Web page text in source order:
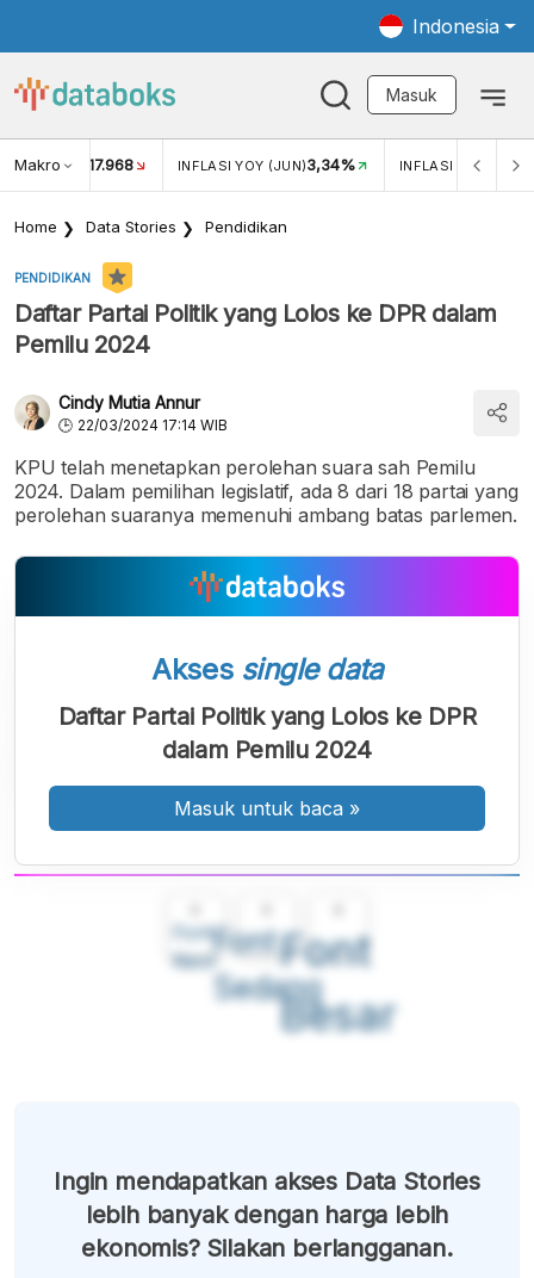
Indonesia
Masuk
Makro
USD/IDR 17.968 INFLASI YOY (JUN)3,34% INFLASI MOM
Home Data Stories Pendidikan
PENDIDIKAN
Daftar Partai Politik yang Lolos ke DPR dalam
Pemilu 2024
Cindy Mutia Annur
22/03/2024 17:14 WIB
KPU telah menetapkan perolehan suara sah Pemilu
2024. Dalam pemilihan legislatif, ada 8 dari 18 partai yang
perolehan suaranya memenuhi ambang batas parlemen.
Font
Kecil
Font
Sedang
Font
Besar
Akses single data
Daftar Partai Politik yang Lolos ke DPR
dalam Pemilu 2024
Masuk untuk baca »
Ingin mendapatkan akses Data Stories
lebih banyak dengan harga lebih
ekonomis? Silakan berlangganan.